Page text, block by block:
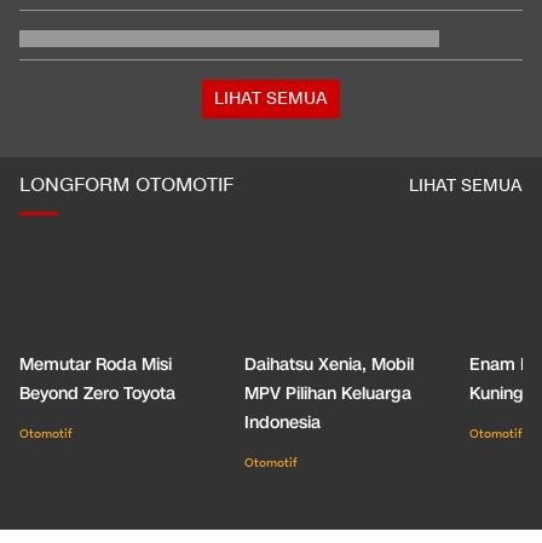
LIHAT SEMUA
LONGFORM OTOMOTIF LIHAT SEMUA
Memutar Roda Misi
Beyond Zero Toyota
Otomotif
Daihatsu Xenia, Mobil
MPV Pilihan Keluarga
Indonesia
Otomotif
Enam
Kuning
Otomotif